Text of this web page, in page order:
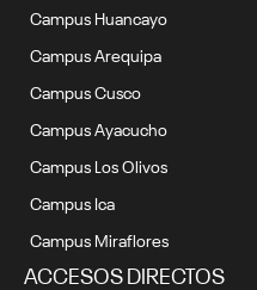
Campus Huancayo
Campus Arequipa
Campus Cusco
Campus Ayacucho
Campus Los Olivos
Campus Ica
Campus Miraflores
ACCESOS DIRECTOS